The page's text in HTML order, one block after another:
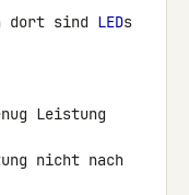
dort sind LEDs
Leistung
nicht nach